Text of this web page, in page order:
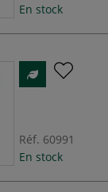
En stock
Réf. 60991
En stock